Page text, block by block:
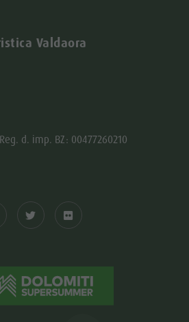
Valdaora
d. imp. BZ: 00477260210